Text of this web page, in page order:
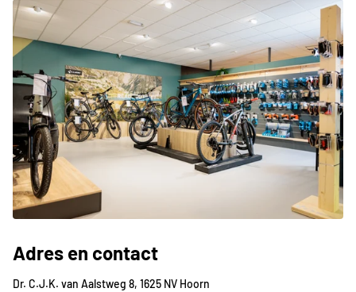
Adres en contact
Dr. C.J.K. van Aalstweg 8, 1625 NV Hoorn